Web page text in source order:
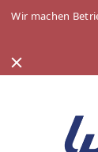
Wir machen